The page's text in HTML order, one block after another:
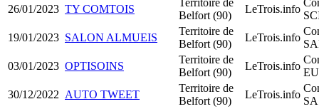
26/01/2023 TY COMTOIS
Belfort (90)
LeTrois.info
19/01/2023 SALON ALMUEIS
Territoire de
Belfort (90)
LeTrois.info
03/01/2023 OPTISOINS
Territoire de
Belfort (90)
LeTrois.info
30/12/2022 AUTO TWEET
Territoire de
Belfort (90)
LeTrois.info